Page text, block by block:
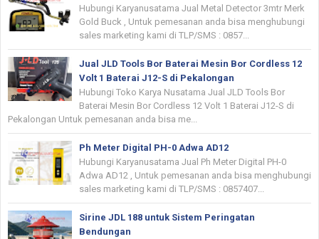
Hubungi Karyanusatama Jual Metal Detector 3mtr Merk
Gold Buck , Untuk pemesanan anda bisa menghubungi
sales marketing kami di TLP/SMS : 0857...
Jual JLD Tools Bor Baterai Mesin Bor Cordless 12
Volt 1 Baterai J12-S di Pekalongan
Hubungi Toko Karya Nusatama Jual JLD Tools Bor
Baterai Mesin Bor Cordless 12 Volt 1 Baterai J12-S di
Pekalongan Untuk pemesanan anda bisa me...
Ph Meter Digital PH-0 Adwa AD12
Hubungi Karyanusatama Jual Ph Meter Digital PH-0
Adwa AD12 , Untuk pemesanan anda bisa menghubungi
sales marketing kami di TLP/SMS : 0857407...
Sirine JDL 188 untuk Sistem Peringatan
Bendungan